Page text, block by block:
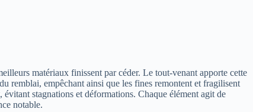
matériaux finissent par céder. Le tout-venant apporte cette
remblai, empêchant ainsi que les fines remontent et fragilisent
stagnations et déformations. Chaque élément agit de
notable.